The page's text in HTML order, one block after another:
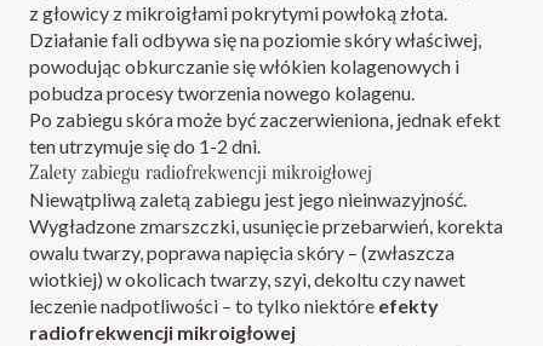
z głowicy z mikroigłami pokrytymi powłoką złota.
Działanie fali odbywa się na poziomie skóry właściwej,
powodując obkurczanie się włókien kolagenowych i
pobudza procesy tworzenia nowego kolagenu.
Po zabiegu skóra może być zaczerwieniona, jednak efekt
ten utrzymuje się do 1-2 dni.
Zalety zabiegu radiofrekwencji mikroigłowej
Niewątpliwą zaletą zabiegu jest jego nieinwazyjność.
Wygładzone zmarszczki, usunięcie przebarwień, korekta
owalu twarzy, poprawa napięcia skóry – (zwłaszcza
wiotkiej) w okolicach twarzy, szyi, dekoltu czy nawet
leczenie nadpotliwości – to tylko niektóre efekty
radiofrekwencji mikroigłowej